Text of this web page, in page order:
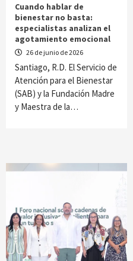
Cuando hablar de
bienestar no basta:
especialistas analizan el
agotamiento emocional
26 de junio de 2026
Santiago, R.D. El Servicio de
Atención para el Bienestar
(SAB) y la Fundación Madre
y Maestra de la…